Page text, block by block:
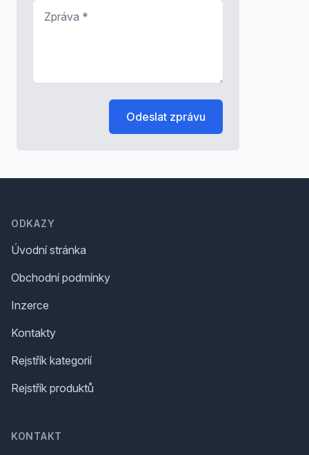
Odeslat zprávu
ODKAZY
Úvodní stránka
Obchodní podmínky
Inzerce
Kontakty
Rejstřík kategorií
Rejstřík produktů
KONTAKT